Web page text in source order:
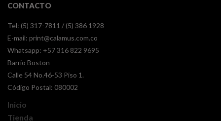
CONTACTO
Tel: (5) 317-7811 / (5) 386 1928
E-mail: print@calamus.com.co
Whatsapp: +57 316 822 9695
Barrio Boston
Calle 54 No.46-53 Piso 1.
Código Postal: 080002
Inicio
Tienda